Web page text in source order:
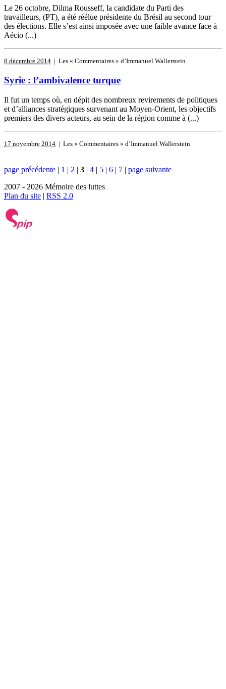
Le 26 octobre, Dilma Rousseff, la candidate du Parti des
travailleurs, (PT), a été réélue présidente du Brésil au second tour
des élections. Elle s’est ainsi imposée avec une faible avance face à
Aécio (...)
8 décembre 2014 | Les « Commentaires » d’Immanuel Wallerstein
Syrie : l’ambivalence turque
Il fut un temps où, en dépit des nombreux revirements de politiques
et d’alliances stratégiques survenant au Moyen-Orient, les objectifs
premiers des divers acteurs, au sein de la région comme à (...)
17 novembre 2014 | Les « Commentaires » d’Immanuel Wallerstein
page précédente | 1 | 2 | 3 | 4 | 5 | 6 | 7 | page suivante
2007 - 2026 Mémoire des luttes
Plan du site | RSS 2.0